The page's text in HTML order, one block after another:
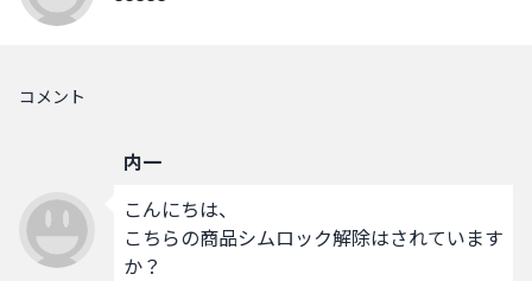
コメント
内一
こんにちは、
こちらの商品シムロック解除はされています
か？